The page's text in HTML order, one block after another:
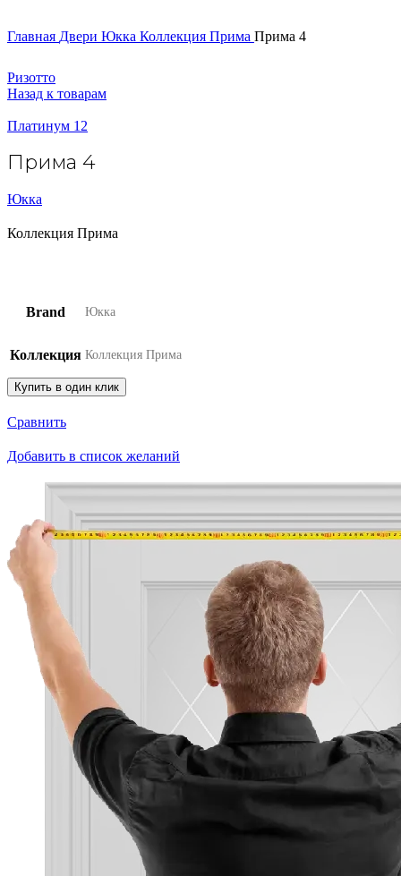
Главная Двери Юкка Коллекция Прима Прима 4
Ризотто
Назад к товарам
Платинум 12
Прима 4
Юкка
Коллекция Прима
Brand Юкка
Коллекция Коллекция Прима
Купить в один клик
Сравнить
Добавить в список желаний